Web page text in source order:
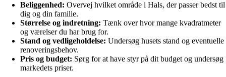
Beliggenhed: Overvej hvilket område i Hals, der passer bedst til
dig og din familie.
Størrelse og indretning: Tænk over hvor mange kvadratmeter
og værelser du har brug for.
Stand og vedligeholdelse: Undersøg husets stand og eventuelle
renoveringsbehov.
Pris og budget: Sørg for at have styr på dit budget og undersøg
markedets priser.